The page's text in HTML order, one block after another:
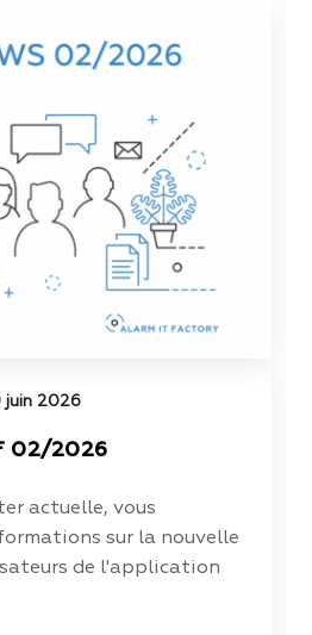
juin 2026
02/2026
actuelle, vous
sur la nouvelle
de l'application